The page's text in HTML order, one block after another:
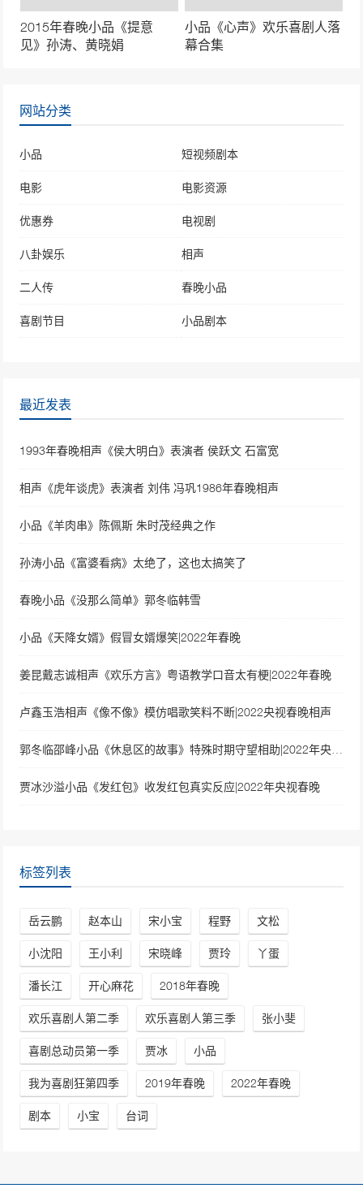
赵本山经典小品《出名》笑到流泪！
2015年春晚小品《提意
见》孙涛、黄晓娟
小品《心声》欢乐喜剧人落
幕合集
网站分类
小品 短视频剧本
电影 电影资源
优惠券 电视剧
八卦娱乐 相声
二人传 春晚小品
喜剧节目 小品剧本
最近发表
1993年春晚相声《侯大明白》表演者 侯跃文 石富宽
相声《虎年谈虎》表演者 刘伟 冯巩1986年春晚相声
小品《羊肉串》陈佩斯 朱时茂经典之作
孙涛小品《富婆看病》太绝了，这也太搞笑了
春晚小品《没那么简单》郭冬临韩雪
小品《天降女婿》假冒女婿爆笑|2022年春晚
姜昆戴志诚相声《欢乐方言》粤语教学口音太有梗|2022年春晚
卢鑫玉浩相声《像不像》模仿唱歌笑料不断|2022央视春晚相声
贾冰沙溢小品《发红包》收发红包真实反应|2022年央视春晚
标签列表
岳云鹏 赵本山 宋小宝 程野 文松
小沈阳 王小利 宋晓峰 贾玲 丫蛋
潘长江 开心麻花 2018年春晚
欢乐喜剧人第二季 欢乐喜剧人第三季 张小斐
喜剧总动员第一季 贾冰 小品
我为喜剧狂第四季 2019年春晚 2022年春晚
剧本 小宝 台词